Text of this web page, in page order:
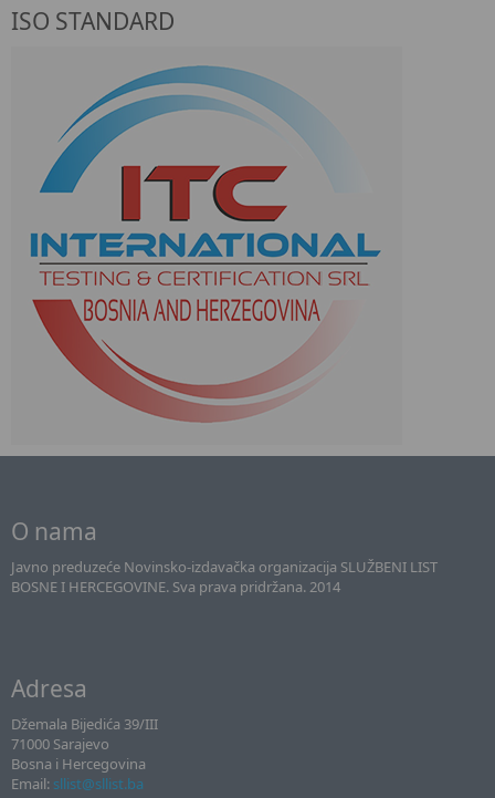
ISO STANDARD
O nama
Javno preduzeće Novinsko-izdavačka organizacija SLUŽBENI LIST
BOSNE I HERCEGOVINE. Sva prava pridržana. 2014
Adresa
Džemala Bijedića 39/III
71000 Sarajevo
Bosna i Hercegovina
Email: sllist@sllist.ba